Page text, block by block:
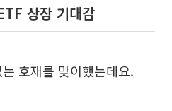
상장 기대감
호재를 맞이했는데요.